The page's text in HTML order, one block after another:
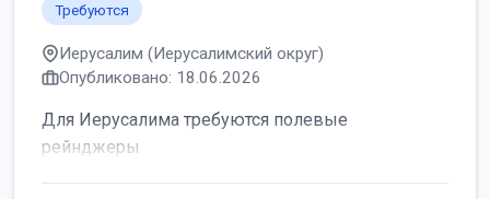
Требуются
Иерусалим (Иерусалимский округ)
Опубликовано: 18.06.2026
Для Иерусалима требуются полевые
рейнджеры